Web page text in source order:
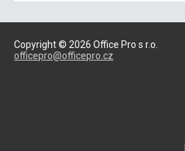
Copyright © 2026 Office Pro s r.o.
officepro@officepro.cz